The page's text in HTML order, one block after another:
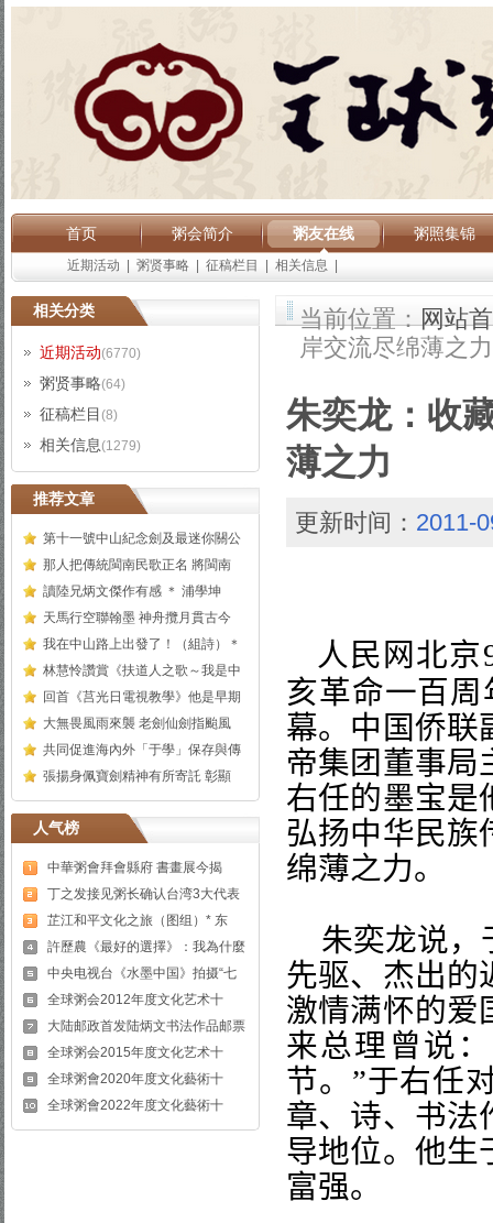
首页 粥会简介 粥友在线 粥照集锦
近期活动 粥贤事略 征稿栏目 相关信息
相关分类
近期活动(6770)
粥贤事略(64)
征稿栏目 (8)
相关信息(1279)
推荐文章
第十一號中山紀念劍及最迷你關公
那人把傳統閩南民歌正名 將閩南
讀陸兄炳文傑作有感 ＊ 浦學坤
天馬行空聯翰墨 神舟攬月貫古今
我在中山路上出發了！（組詩）＊
林慧怜讚賞《扶道人之歌～我是中
回首《莒光日電視教學》他是早期
大無畏風雨來襲 老劍仙劍指颱風
共同促進海內外「于學」保存與傳
張揚身佩寶劍精神有所寄託 彰顯
人气榜
中華粥會拜會縣府 書畫展今揭
丁之发接见粥长确认台湾3大代表
芷江和平文化之旅（图组）* 东
許歷農《最好的選擇》：我為什麼
中央电视台《水墨中国》拍摄“七
全球粥会2012年度文化艺术十
大陆邮政首发陆炳文书法作品邮票
全球粥会2015年度文化艺术十
全球粥會2020年度文化藝術十
全球粥會2022年度文化藝術十
当前位置：网站
岸交流尽绵薄之力
朱奕龙：收
薄之力
更新时间： 2011-
人民网北京
亥革命一百
幕。中国侨联
帝集团董事局
右任的墨宝是
弘扬中华民族
绵薄之力。
朱奕龙说，
先驱、杰出的
激情满怀的爱
来总理曾说
节。”于右任
章、诗、书法
导地位。他生
富强。